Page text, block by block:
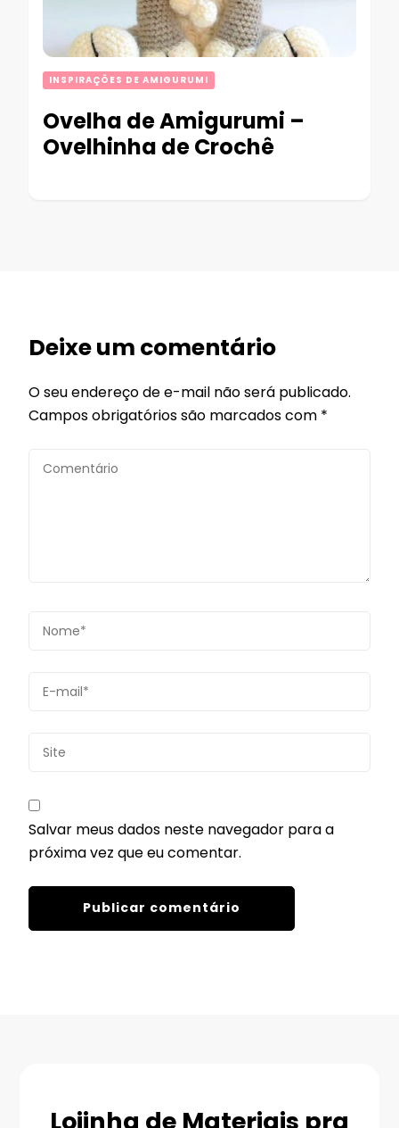
INSPIRAÇÕES DE AMIGURUMI
Ovelha de Amigurumi –
Ovelhinha de Crochê
Deixe um comentário
O seu endereço de e-mail não será publicado.
Campos obrigatórios são marcados com *
Salvar meus dados neste navegador para a
próxima vez que eu comentar.